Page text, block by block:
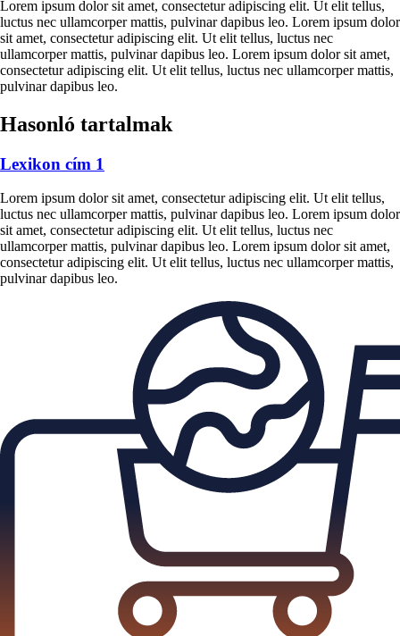
Lorem ipsum dolor sit amet, consectetur adipiscing elit. Ut elit tellus,
luctus nec ullamcorper mattis, pulvinar dapibus leo. Lorem ipsum dolor
sit amet, consectetur adipiscing elit. Ut elit tellus, luctus nec
ullamcorper mattis, pulvinar dapibus leo. Lorem ipsum dolor sit amet,
consectetur adipiscing elit. Ut elit tellus, luctus nec ullamcorper mattis,
pulvinar dapibus leo.
Hasonló tartalmak
Lexikon cím 1
Lorem ipsum dolor sit amet, consectetur adipiscing elit. Ut elit tellus,
luctus nec ullamcorper mattis, pulvinar dapibus leo. Lorem ipsum dolor
sit amet, consectetur adipiscing elit. Ut elit tellus, luctus nec
ullamcorper mattis, pulvinar dapibus leo. Lorem ipsum dolor sit amet,
consectetur adipiscing elit. Ut elit tellus, luctus nec ullamcorper mattis,
pulvinar dapibus leo.